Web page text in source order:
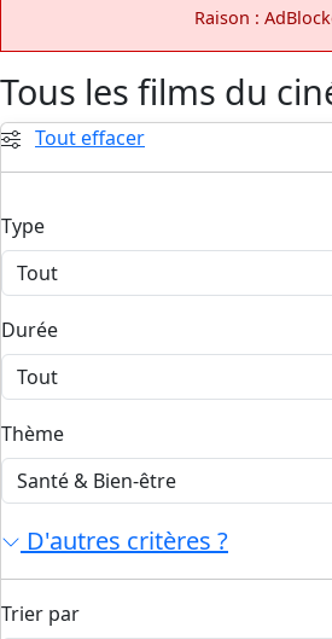
Raison :
Tous les films du
Tout effacer
Type
Durée
Thème
D'autres critères ?
Trier par